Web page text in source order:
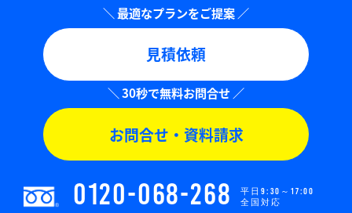
見積依頼
お問合せ・資料請求
0120-068-268
平日9:30～17:00
全国対応